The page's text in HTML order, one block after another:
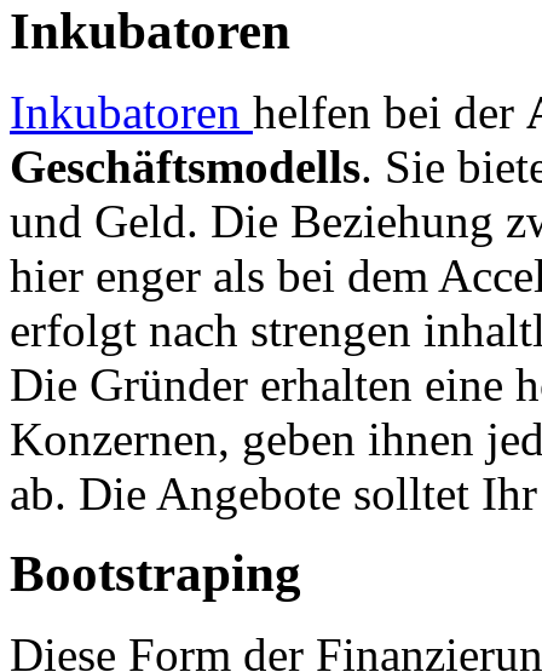
Inkubatoren
Inkubatoren helfen bei der
Geschäftsmodells. Sie
und Geld. Die Beziehung
hier enger als bei dem
erfolgt nach strengen
Die Gründer erhalten eine
Konzernen, geben ihnen
ab. Die Angebote solltet
Bootstraping
Diese Form der